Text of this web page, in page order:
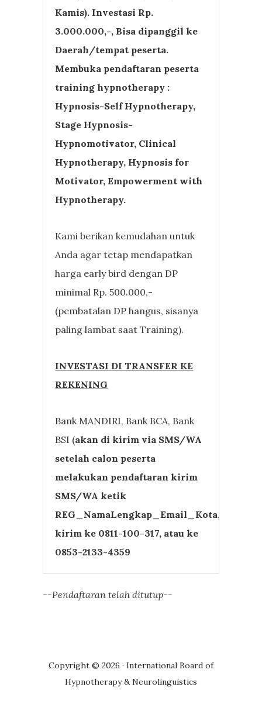
Kamis). Investasi Rp.
3.000.000,-, Bisa dipanggil ke
Daerah/tempat peserta.
Membuka pendaftaran peserta
training hypnotherapy :
Hypnosis-Self Hypnotherapy,
Stage Hypnosis-
Hypnomotivator, Clinical
Hypnotherapy, Hypnosis for
Motivator, Empowerment with
Hypnotherapy.
Kami berikan kemudahan untuk
Anda agar tetap mendapatkan
harga early bird dengan DP
minimal Rp. 500.000,-
(pembatalan DP hangus, sisanya
paling lambat saat Training).
INVESTASI DI TRANSFER KE
REKENING
Bank MANDIRI, Bank BCA, Bank
BSI (akan di kirim via SMS/WA
setelah calon peserta
melakukan pendaftaran kirim
SMS/WA ketik
REG_NamaLengkap_Email_Kota,
kirim ke 0811-100-317, atau ke
0853-2133-4359
--Pendaftaran telah ditutup--
Copyright © 2026 · International Board of
Hypnotherapy & Neurolinguistics